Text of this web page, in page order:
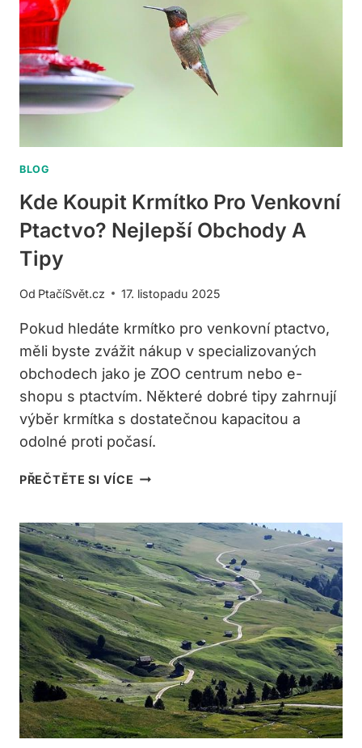
POSTUPY
BLOG
Kde Koupit Krmítko Pro Venkovní
Ptactvo? Nejlepší Obchody A
Tipy
Od PtačíSvět.cz 17. listopadu 2025
Pokud hledáte krmítko pro venkovní ptactvo,
měli byste zvážit nákup v specializovaných
obchodech jako je ZOO centrum nebo e-
shopu s ptactvím. Některé dobré tipy zahrnují
výběr krmítka s dostatečnou kapacitou a
odolné proti počasí.
PŘEČTĚTE SI VÍCE KDE
PRO
VENKOVNÍ
PTACTVO?
NEJLEPŠÍ
OBCHODY
A
TIPY